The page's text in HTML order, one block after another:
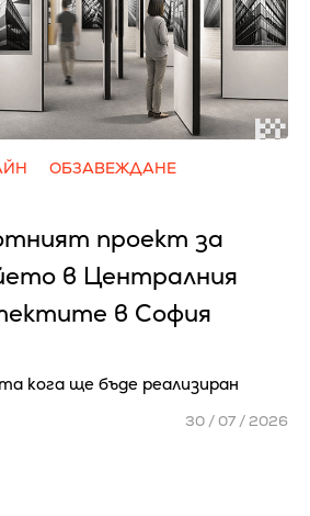
ОБЗАВЕЖДАНЕ
проект за
в Централния
в София
кога ще бъде реализиран
30 / 07 / 2026